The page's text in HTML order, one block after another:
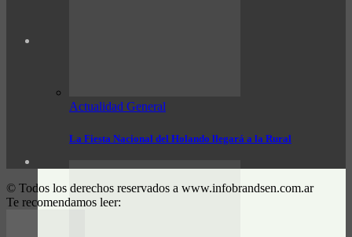
Actualidad General
La Fiesta Nacional del Holando llegará a la Rural
© Todos los derechos reservados a www.infobrandsen.com.ar
Te recomendamos leer: